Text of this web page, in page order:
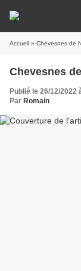
Accueil » Chevesnes de
Chevesnes
Publié le 26/12/2022
Par Romain